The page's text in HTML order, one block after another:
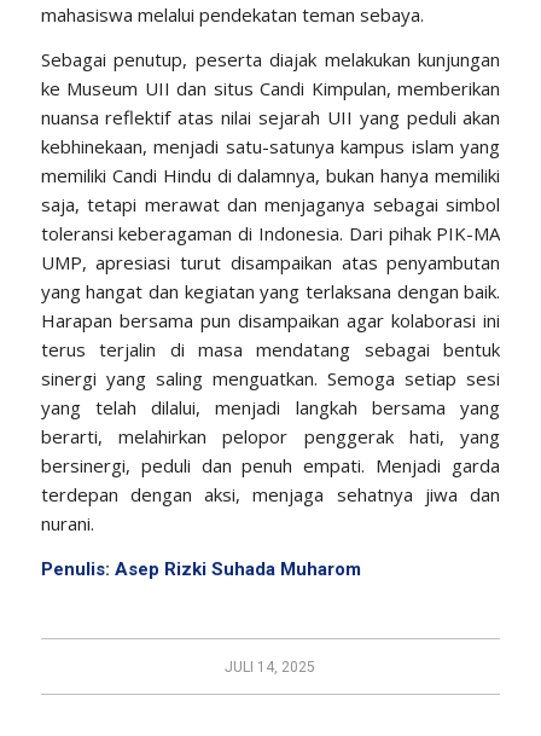
mahasiswa melalui pendekatan teman sebaya.
Sebagai penutup, peserta diajak melakukan kunjungan
ke Museum UII dan situs Candi Kimpulan, memberikan
nuansa reflektif atas nilai sejarah UII yang peduli akan
kebhinekaan, menjadi satu-satunya kampus islam yang
memiliki Candi Hindu di dalamnya, bukan hanya memiliki
saja, tetapi merawat dan menjaganya sebagai simbol
toleransi keberagaman di Indonesia. Dari pihak PIK-MA
UMP, apresiasi turut disampaikan atas penyambutan
yang hangat dan kegiatan yang terlaksana dengan baik.
Harapan bersama pun disampaikan agar kolaborasi ini
terus terjalin di masa mendatang sebagai bentuk
sinergi yang saling menguatkan. Semoga setiap sesi
yang telah dilalui, menjadi langkah bersama yang
berarti, melahirkan pelopor penggerak hati, yang
bersinergi, peduli dan penuh empati. Menjadi garda
terdepan dengan aksi, menjaga sehatnya jiwa dan
nurani.
Penulis: Asep Rizki Suhada Muharom
JULI 14, 2025